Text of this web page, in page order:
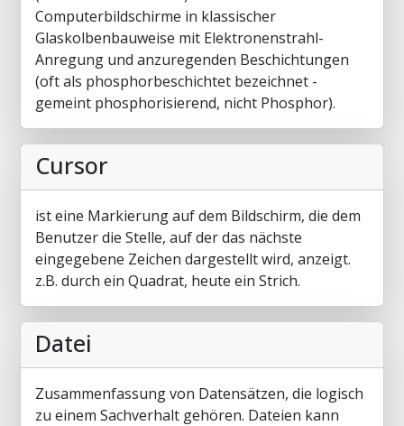
Computerbildschirme in klassischer
Glaskolbenbauweise mit Elektronenstrahl-
Anregung und anzuregenden Beschichtungen
(oft als phosphorbeschichtet bezeichnet -
gemeint phosphorisierend, nicht Phosphor).
Cursor
ist eine Markierung auf dem Bildschirm, die dem
Benutzer die Stelle, auf der das nächste
eingegebene Zeichen dargestellt wird, anzeigt.
z.B. durch ein Quadrat, heute ein Strich.
Datei
Zusammenfassung von Datensätzen, die logisch
zu einem Sachverhalt gehören. Dateien kann